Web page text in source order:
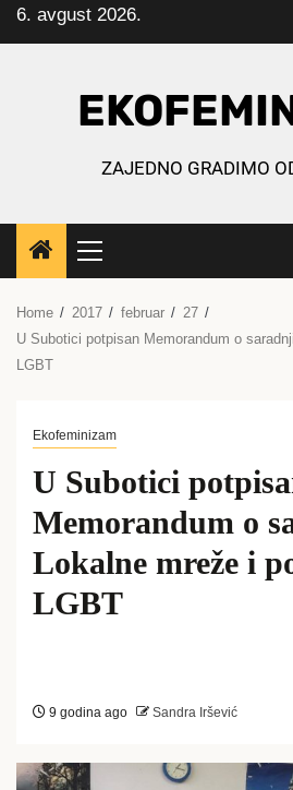
Skip
to
6. avgust 2026.
ZAJEDNO GRADIMO
Primary
Menu
Home 2017 februar
27
U Subotici potpisan Memorandum o
LGBT
Ekofeminizam
U Subotici
Memorandum o
Lokalne mreže i
LGBT
9 godina ago Sandra Iršević